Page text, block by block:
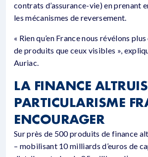
contrats d’assurance-vie) en prenant
les mécanismes de reversement.
« Rien qu’en France nous révélons
de produits que ceux visibles »,
Auriac.
LA FINANCE
PARTICULARISME
ENCOURAGER
Sur près de 500 produits de finance
– mobilisant 10 milliards d’euros de